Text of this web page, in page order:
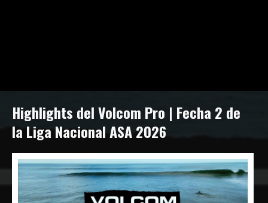
Highlights del Volcom Pro | Fecha 2 de
la Liga Nacional ASA 2026